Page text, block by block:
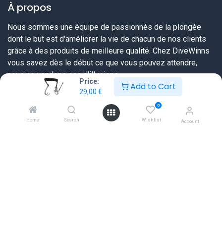
Price:
29,00 € Add to Cart
Home Search
0
Wishlist Account
À propos
Nous sommes une équipe de passionnés de la plongée
dont le but est d'améliorer la vie de chacun de nos clients
grâce à des produits de meilleure qualité. Chez DiveWinns
vous savez dès le début ce que vous pouvez attendre,
nous ne vendons pas d'illusions.
Nous essayons toujours de dépasser vos attentes en vous
proposant une offre très complète sur tout ce dont un
plongeur a besoin et ceci à un prix sérieux et une qualité de